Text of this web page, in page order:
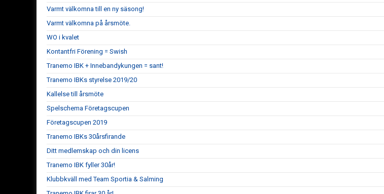
Varmt välkomna till en ny säsong!
Varmt välkomna på årsmöte.
WO i kvalet
Kontantfri Förening = Swish
Tranemo IBK + Innebandykungen = sant!
Tranemo IBKs styrelse 2019/20
Kallelse till årsmöte
Spelschema Företagscupen
Företagscupen 2019
Tranemo IBKs 30årsfirande
Ditt medlemskap och din licens
Tranemo IBK fyller 30år!
Klubbkväll med Team Sportia & Salming